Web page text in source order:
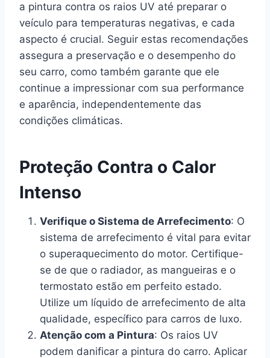
a pintura contra os raios UV até preparar o
veículo para temperaturas negativas, e cada
aspecto é crucial. Seguir estas recomendações
assegura a preservação e o desempenho do
seu carro, como também garante que ele
continue a impressionar com sua performance
e aparência, independentemente das
condições climáticas.
Proteção Contra o Calor
Intenso
Verifique o Sistema de Arrefecimento: O
sistema de arrefecimento é vital para evitar
o superaquecimento do motor. Certifique-
se de que o radiador, as mangueiras e o
termostato estão em perfeito estado.
Utilize um líquido de arrefecimento de alta
qualidade, específico para carros de luxo.
Atenção com a Pintura: Os raios UV
podem danificar a pintura do carro. Aplicar